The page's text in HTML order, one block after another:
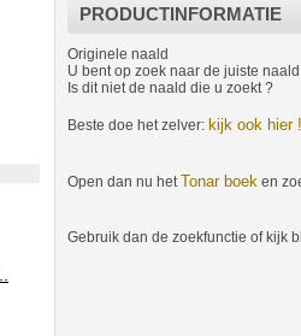
PRODUCTINFORMATIE
Originele naald
U bent op zoek naar de juiste
Is dit niet de naald die u zoekt ?
Beste doe het zelver: kijk ook hier !
Open dan nu hetTonar boek en
Gebruik dan de zoekfunctie of kijk